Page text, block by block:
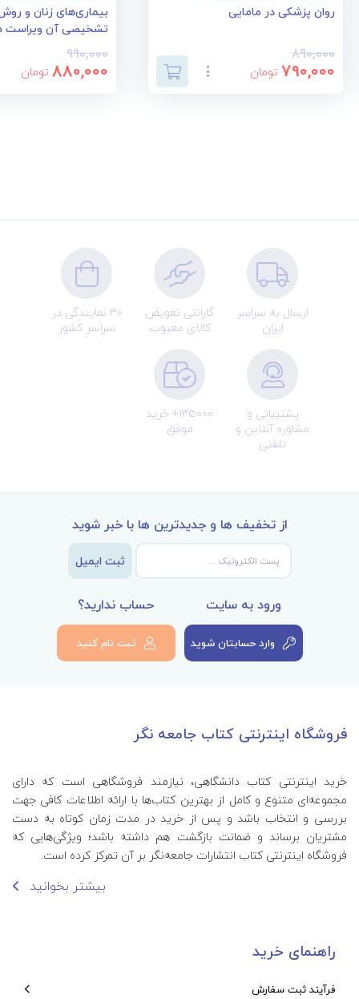
روان پزشکی در مامایی
890,000
790,000 تومان
بیماری‌های زنان و
تشخیصی آن ویراست
990,000
880,000 تومان
ارسال به سراسر
ایران
گارانتی تعویض
کالای معیوب
30 نمایندگی در
سراسر کشور
پشتیبانی و
مشاوره آنلاین و
تلفنی
135000+ خرید
موفق
از تخفیف ها و جدیدترین ها با خبر شوید
ثبت ایمیل
ورود به سایت
وارد حسابتان شوید
حساب ندارید؟
ثبت نام کنید
فروشگاه اینترنتی کتاب جامعه نگر
خرید اینترنتی کتاب‌ دانشگاهی، نیازمند فروشگاهی است که دارای
مجموعه‌ای متنوع و کامل از بهترین کتاب‌ها با ارائه اطلاعات کافی جهت
بررسی و انتخاب باشد و پس از خرید در مدت زمان کوتاه به دست
مشتریان برساند و ضمانت بازگشت هم داشته باشد؛ ویژگی‌هایی که
فروشگاه اینترنتی کتاب انتشارات جامعه‌نگر بر آن تمرکز کرده است.
بیشتر بخوانید
راهنمای خرید
فرآیند ثبت سفارش